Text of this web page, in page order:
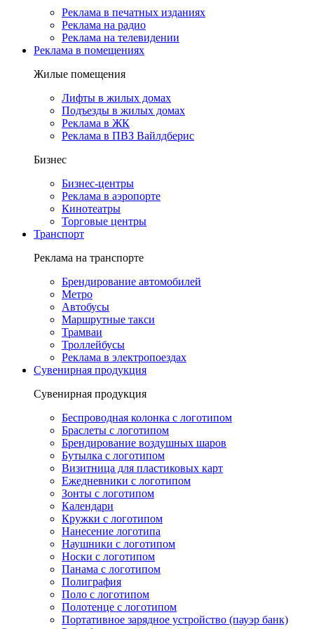
Реклама в печатных изданиях
Реклама на радио
Реклама на телевидении
Реклама в помещениях
Жилые помещения
Лифты в жилых домах
Подъезды в жилых домах
Реклама в ЖК
Реклама в ПВЗ Вайлдберис
Бизнес
Бизнес-центры
Реклама в аэропорте
Кинотеатры
Торговые центры
Транспорт
Реклама на транспорте
Брендирование автомобилей
Метро
Автобусы
Маршрутные такси
Трамваи
Троллейбусы
Реклама в электропоездах
Сувенирная продукция
Сувенирная продукция
Беспроводная колонка с логотипом
Браслеты с логотипом
Брендирование воздушных шаров
Бутылка с логотипом
Визитница для пластиковых карт
Ежедневники с логотипом
Зонты с логотипом
Календари
Кружки с логотипом
Нанесение логотипа
Наушники с логотипом
Носки с логотипом
Панама с логотипом
Полиграфия
Поло с логотипом
Полотенце с логотипом
Портативное зарядное устройство (пауэр банк)